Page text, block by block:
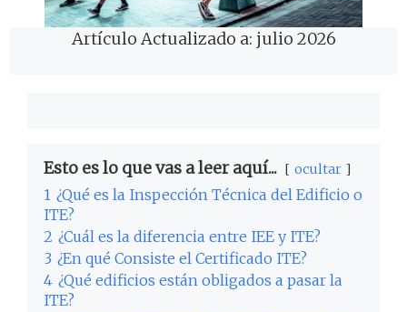
Artículo Actualizado a: julio 2026
Esto es lo que vas a leer aquí... ocultar
1 ¿Qué es la Inspección Técnica del Edificio o
ITE?
2 ¿Cuál es la diferencia entre IEE y ITE?
3 ¿En qué Consiste el Certificado ITE?
4 ¿Qué edificios están obligados a pasar la
ITE?